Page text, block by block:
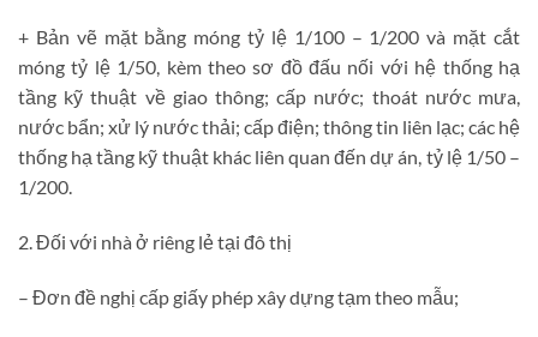
+ Bản vẽ mặt bằng móng tỷ lệ 1/100 – 1/200 và mặt cắt
móng tỷ lệ 1/50, kèm theo sơ đồ đấu nối với hệ thống hạ
tầng kỹ thuật về giao thông; cấp nước; thoát nước mưa,
nước bẩn; xử lý nước thải; cấp điện; thông tin liên lạc; các hệ
thống hạ tầng kỹ thuật khác liên quan đến dự án, tỷ lệ 1/50 –
1/200.
2. Đối với nhà ở riêng lẻ tại đô thị
– Đơn đề nghị cấp giấy phép xây dựng tạm theo mẫu;